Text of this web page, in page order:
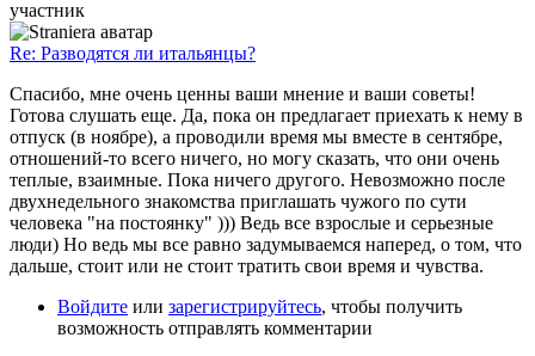
участник
Re: Разводятся ли итальянцы?
Спасибо, мне очень ценны ваши мнение и ваши советы!
Готова слушать еще. Да, пока он предлагает приехать к нему в
отпуск (в ноябре), а проводили время мы вместе в сентябре,
отношений-то всего ничего, но могу сказать, что они очень
теплые, взаимные. Пока ничего другого. Невозможно после
двухнедельного знакомства приглашать чужого по сути
человека "на постоянку" ))) Ведь все взрослые и серьезные
люди) Но ведь мы все равно задумываемся наперед, о том, что
дальше, стоит или не стоит тратить свои время и чувства.
Войдите или зарегистрируйтесь, чтобы получить
возможность отправлять комментарии